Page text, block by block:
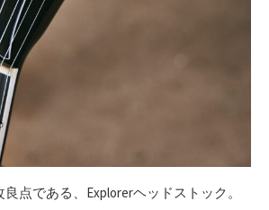
点である、Explorerヘッドストック。